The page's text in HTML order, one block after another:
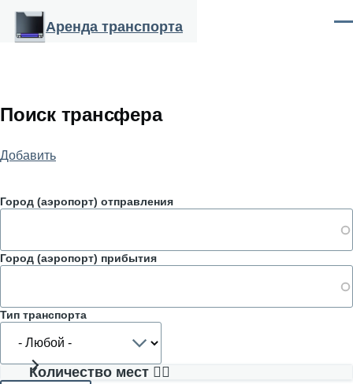
Перейти к основному содержанию
Аренда транспорта
Поиск трансфера
Добавить
Город (аэропорт) отправления
Город (аэропорт) прибытия
Тип транспорта
Количество мест 🧍‍♂️